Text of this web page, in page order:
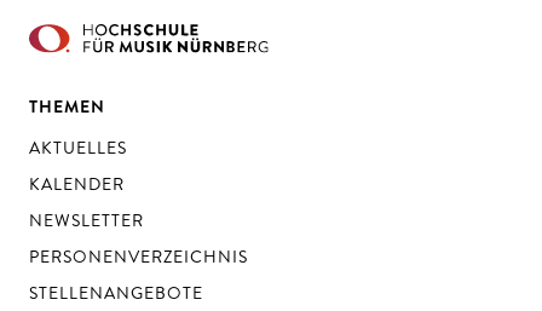
THEMEN
AKTUELLES
KALENDER
NEWSLETTER
PERSONENVERZEICHNIS
STELLENANGEBOTE